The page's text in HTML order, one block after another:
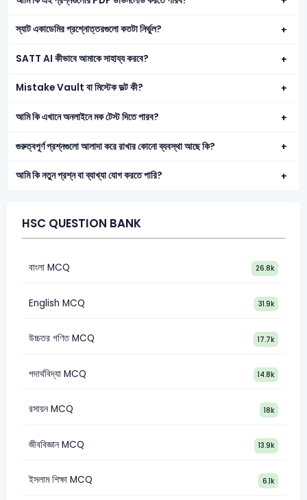
স্যাট একাডেমির প্রশ্নোত্তরগুলো কতটা নির্ভুল?
SATT AI কীভাবে আমাকে সাহায্য করবে?
Mistake Vault বা মিস্টেক ভল্ট কী?
আমি কি এখানে অনলাইনে মক টেস্ট দিতে পারব?
গুরুত্বপূর্ণ প্রশ্নগুলো আলাদা করে রাখার কোনো ব্যবস্থা আছে কি?
আমি কি নতুন প্রশ্ন বা ব্যাখ্যা যোগ করতে পারি?
HSC QUESTION BANK
বাংলা MCQ 26.8k
English MCQ 31.9k
উচ্চতর গণিত MCQ 17.7k
পদার্থবিদ্যা MCQ 14.8k
রসায়ন MCQ 18k
জীববিজ্ঞান MCQ 13.9k
ইসলাম শিক্ষা MCQ 6.1k